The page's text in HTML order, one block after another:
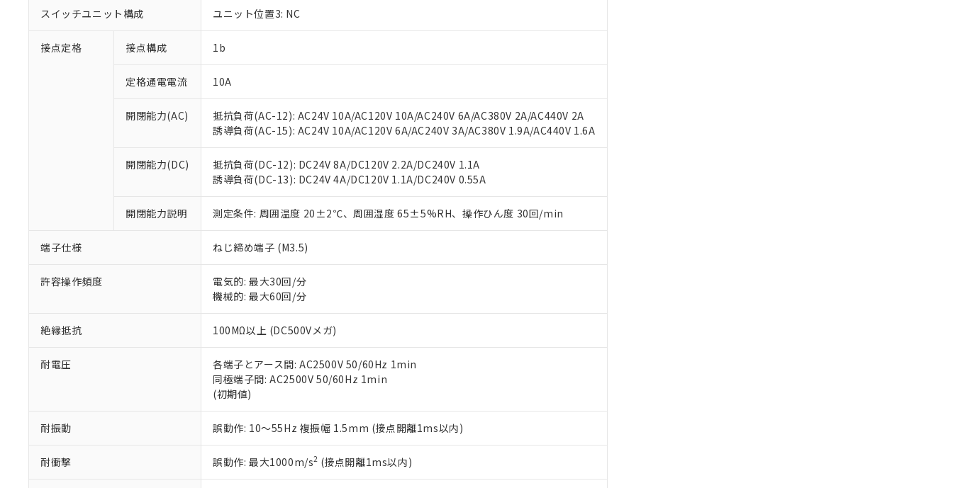
スイッチユニット構成 ユニット位置3: NC
接点定格 接点構成 1b
定格通電電流 10A
開閉能力(AC)
抵抗負荷(AC-12): AC24V 10A/AC120V 10A/AC240V 6A/AC380V 2A/AC440V 2A
誘導負荷(AC-15): AC24V 10A/AC120V 6A/AC240V 3A/AC380V 1.9A/AC440V 1.6A
開閉能力(DC)
抵抗負荷(DC-12): DC24V 8A/DC120V 2.2A/DC240V 1.1A
誘導負荷(DC-13): DC24V 4A/DC120V 1.1A/DC240V 0.55A
開閉能力説明 測定条件: 周囲温度 20±2℃、周囲湿度 65±5%RH、操作ひん度 30回/min
端子仕様 ねじ締め端子 (M3.5)
許容操作頻度
電気的: 最大30回/分
機械的: 最大60回/分
絶縁抵抗 100MΩ以上 (DC500Vメガ)
耐電圧
各端子とアース間: AC2500V 50/60Hz 1min
同極端子間: AC2500V 50/60Hz 1min
(初期値)
耐振動 誤動作: 10～55Hz 複振幅 1.5mm (接点開離1ms以内)
耐衝撃 誤動作: 最大1000m/s2 (接点開離1ms以内)
ご利用条件
以下の条件をお読みいただき、同意のうえご利用ください。
本サービスは、当社制御機器事業取扱商品の当社在庫状況および標準価格(税抜)を提供させていただ
くものです。
在庫状況および標準価格照会結果は、記載している更新日時点での社内データに基づき作成されるも
のであり、閲覧された時点での実際の在庫および標準価格とは異なる場合があることをご了承くださ
い。
正式な納期状況および標準価格はお客様のお取引先、またはお客様担当のオムロン制御機器販売店・
当社販売員にご相談ください。
オムロン制御機器販売店や当社販売拠点は「
す。
マイパーツ機能（部品リスト作成サービス）をご利用いただくには、I-Webメンバーズにご登録され
ている必要があります。
が、当社の製品・サービスに関するお客様との取引・商談に必要な範囲で利用することをご了承くだ
さい。
※当社の共同利用者とは、"個人情報の共同利用に関して"
いる法人を指します。
対応済み：EU RoHS指令（10物質）の非含有に対応した製品が提供可能な商品です。
対応予定：EU RoHS指令（10物質）の非含有に対応した製品に切り替える予定のある商品です。
非該当品：ライセンス料など無形物で、有害物質有無と関係のない商品です。
仕入先様の事情により、非含有部品としていたものが、含有品と判明した場合などやむを得ず変更すること
があります。
*EU RoHS指令（10物質）：
鉛(Pb) 1000ppm以下、 水銀(Hg) 1000ppm以下、 カドミウム(Cd) 100ppm以下、
六価クロム(Cr(Ⅵ)) 1000ppm以下、ポリ臭化ビフェニル類(PBB) 1000ppm以下、ポリ臭化ジフェニルエーテル類(PBDE) 1000ppm以下、
フタル酸ビス(2-エチルヘキシル) (DEHP)(別名：DOP) 1000ppm以下、フタル酸ブチルベンジル（BBP） 1000ppm以下、フタル酸ジブチ
ル（DBP） 1000ppm以下、フタル酸ジイソブチル (DIBP) 1000ppm以下
但し、RoHS指令で産業用監視および制御機器に対する適用除外項目は除く。
※2 対応予定月
部品在庫の切り替え状況などにより、予定月が前後することがあります。
※3 非含有証明書ダウンロード
下記の非含有証明書をダウンロードすることができます。
EU RoHS指令（10物質）の非含有証明書
51物質の非含有証明書（当社基準）
※本証明書は発行日時点で非含有を証明するもので、過去に遡って非含有を証明するものではありません。
また、RoHS指令のフタル酸エステル類４物質の対応では、対応完了までの期間は出荷製品に未対応品が
既に当社にて対応品への在庫切替を完了していることから、特段のことがない限り、2022年1月12日よ
り割愛しております。
※1 中国RoHS○×表
「×」：最大均質材料含有率が中国RoHSの基準値を超えていることを示します。
「－」：未確認です。当社販売部門へお問い合わせください。
*中国RoHS10物質の基準値 (GB/T26572)：
Pb(鉛) :1000ppm、 Hg(水銀) : 1000ppm、 Cd(カドミウム) : 100ppm、
Cr(Ⅵ)(六価クロム) : 1000ppm、 PBBs(ポリ臭化ビフェニル類) : 1000ppm、 PBDEs(ポリ臭化ジフェニルエーテル類) : 1000ppm、
DBP(フタル酸ジブチル) : 1000ppm、 DIBP(フタル酸ジイソブチル) : 1000ppm、 BBP(フタル酸ブチルベンジル) : 1000ppm、
DEHP(フタル酸ビス(2-エチルヘキシル)) : 1000ppm
※2 環境保護使用期限
「ｅ」：有害物質（10物質）のすべてが基準値以下であることを示します。
「10」：通常の使用状況下において有害物質が外部に漏えいし、環境に深刻な影響を及ぼさない年数を意
「－」：未確認です。当社販売部門へお問い合わせください。
当社は、これら貴社製品のうち、外国為替および外国貿易法に定める商品（以下｢規制貨物等」とい
などの必要な手続きをとります。
当社は規制貨物を破棄する場合は、完全に破砕するなど、違法に輸出されないよう必要な手段を講じ
ます。
置等に一切使用いたしません。
当社は、貴社製品を第三者に販売する場合は、上記1、2および3の内容を当該第三者に通知します。
また当社は、販売先および販売に係わる関係者が違法に輸出するおそれがある場合は、取り引きをい
たしません。
記
号
説明
○ 一定数以上の在庫あり
△ 一定数には満たないが在庫あり
－
在庫なし(最新の在庫状況については、お客様のお取引先、またはお客様担当のオムロン制御
機器販売店・当社販売員にご確認ください)
空
白
受注生産機種、また在庫状況の情報を公開していない機種